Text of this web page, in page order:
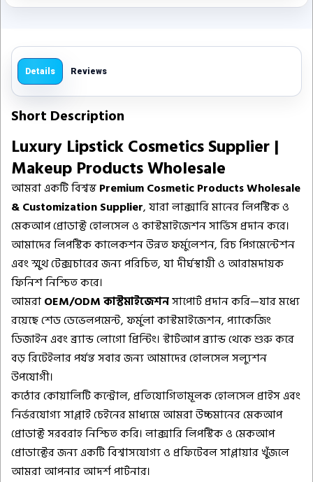
Details Reviews
Short Description
Luxury Lipstick Cosmetics Supplier |
Makeup Products Wholesale
আমরা একটি বিশ্বস্তPremium Cosmetic Products Wholesale
& Customization Supplier, যারা লাক্সারি মানের লিপস্টিক ও
মেকআপ প্রোডাক্ট হোলসেল ও কাস্টমাইজেশন সার্ভিস প্রদান করে।
আমাদের লিপস্টিক কালেকশন উন্নত ফর্মুলেশন, রিচ পিগমেন্টেশন
এবং স্মুথ টেক্সচারের জন্য পরিচিত, যা দীর্ঘস্থায়ী ও আরামদায়ক
ফিনিশ নিশ্চিত করে।
আমরাOEM/ODM কাস্টমাইজেশনসাপোর্ট প্রদান করি—যার মধ্যে
রয়েছে শেড ডেভেলপমেন্ট, ফর্মুলা কাস্টমাইজেশন, প্যাকেজিং
ডিজাইন এবং ব্র্যান্ড লোগো প্রিন্টিং। স্টার্টআপ ব্র্যান্ড থেকে শুরু করে
বড় রিটেইলার পর্যন্ত সবার জন্য আমাদের হোলসেল সল্যুশন
উপযোগী।
কঠোর কোয়ালিটি কন্ট্রোল, প্রতিযোগিতামূলক হোলসেল প্রাইস এবং
নির্ভরযোগ্য সাপ্লাই চেইনের মাধ্যমে আমরা উচ্চমানের মেকআপ
প্রোডাক্ট সরবরাহ নিশ্চিত করি। লাক্সারি লিপস্টিক ও মেকআপ
প্রোডাক্টের জন্য একটি বিশ্বাসযোগ্য ও প্রফিটেবল সাপ্লায়ার খুঁজলে
আমরা আপনার আদর্শ পার্টনার।